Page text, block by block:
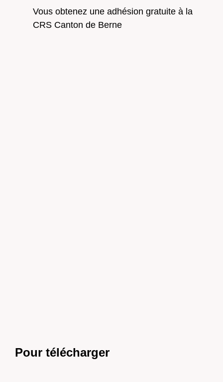
Vous obtenez une adhésion gratuite à la
CRS Canton de Berne
Pour télécharger